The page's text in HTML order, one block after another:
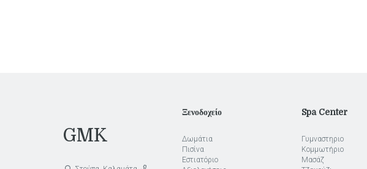
GMK
Ξενοδοχείο
Δωμάτια
Πισίνα
Εστιατόριο
Spa Center
Γυμναστηριο
Κομμωτήριο
Μασάζ